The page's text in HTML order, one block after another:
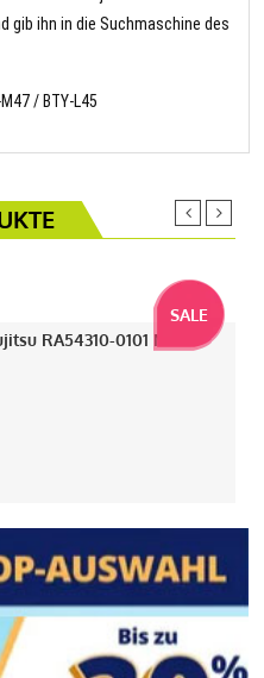
gib ihn in die Suchmaschine des
/ BTY-L45
SALE
RA54310-0101 Mit